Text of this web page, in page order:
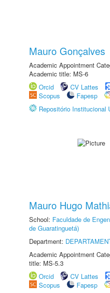
Mauro Gonçalves
Academic Appointment
Academic title: MS-6
Orcid
CV Lattes
Scopus
Fapesp
Repositório Institucional
Mauro Hugo
School: Faculdade de
de Guaratinguetá)
Department:
Academic Appointment
title: MS-5.3
Orcid
CV Lattes
Scopus
Fapesp